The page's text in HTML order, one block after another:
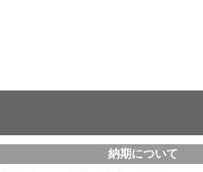
納期について